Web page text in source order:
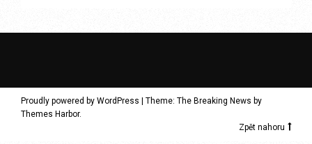
Proudly powered by WordPress
Theme: The Breaking News by
Themes Harbor.
Zpět nahoru